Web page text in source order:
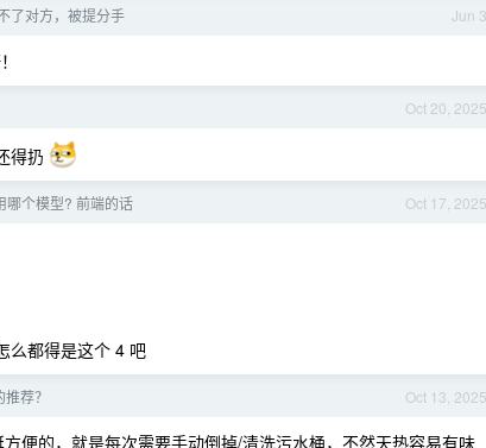
Jun 3
了对方，被提分手
Oct 20, 2025
得扔
Oct 17, 2025
哪个模型? 前端的话
么都得是这个 4 吧
Oct 13, 2025
荐？
便的，就是每次需要手动倒掉/清洗污水桶，不然天热容易有味